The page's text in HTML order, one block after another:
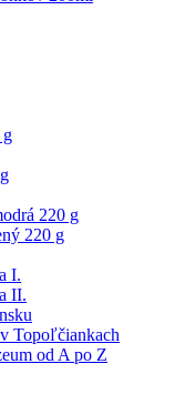
g
220 g
220 g
I.
II.
Topoľčiankach
od A po Z